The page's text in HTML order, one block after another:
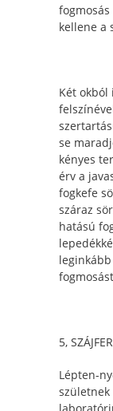
kellene a
Két okból
se
kényes
érv a
fogkefe
száraz
hatású
5,
Lépten-
születnek